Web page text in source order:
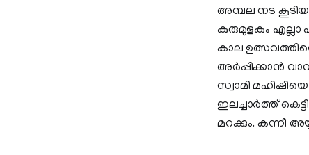
അമ്പല നട
കുരുമുളകും എല്ലാ
കാല
അര്‍പ്പിക്കാന്‍
സ്വാമി
ഇലച്ചാര്‍ത്ത്
മറക്കും. കന്നീ